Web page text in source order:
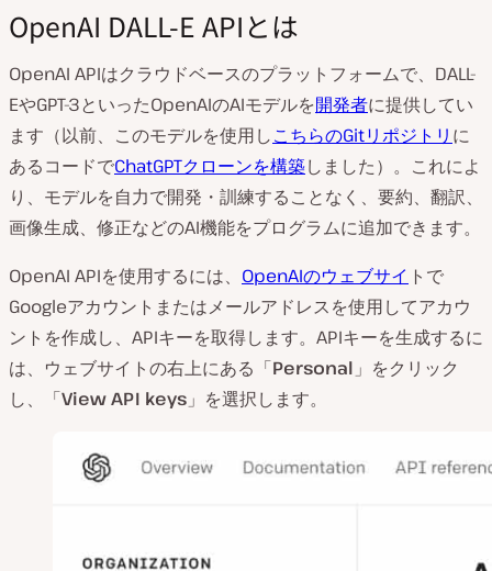
OpenAI DALL-E APIとは
OpenAI APIはクラウドベースのプラットフォームで、DALL-
EやGPT-3といったOpenAIのAIモデルを開発者に提供してい
ます（以前、このモデルを使用しこちらのGitリポジトリ に
あるコードでChatGPTクローンを構築しました）。これによ
り、モデルを自力で開発・訓練することなく、要約、翻訳、
画像生成、修正などのAI機能をプログラムに追加できます。
OpenAI APIを使用するには、 OpenAIのウェブサイ トで
Googleアカウントまたはメールアドレスを使用してアカウ
ントを作成し、APIキーを取得します。APIキーを生成するに
は、ウェブサイトの右上にある「Personal 」をクリック
し、「View API keys 」を選択します。